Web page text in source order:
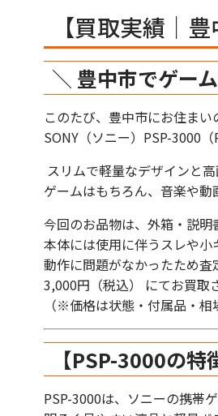
【買取実績｜
＼ 豊中市でゲー
このたび、豊中市にお住まい
SONY（ソニー）PSP-3000
スリムで軽量なデザインと
ゲームはもちろん、音楽や
今回のお品物は、外箱・説明
本体には使用に伴うスレや小
動作に問題がなかったため査
3,000円（税込） にてお買取
（※価格は状態・付属品・相
【PSP-3000の特
PSP-3000は、ソニーの携帯